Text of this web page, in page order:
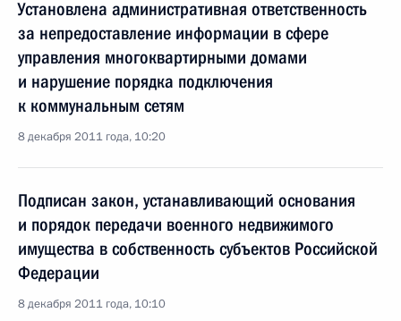
Установлена административная ответственность
за непредоставление информации в сфере
управления многоквартирными домами
и нарушение порядка подключения
к коммунальным сетям
8 декабря 2011 года, 10:20
Подписан закон, устанавливающий основания
и порядок передачи военного недвижимого
имущества в собственность субъектов Российской
Федерации
8 декабря 2011 года, 10:10